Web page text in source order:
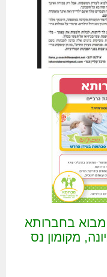
בחברותא
מקומון נס